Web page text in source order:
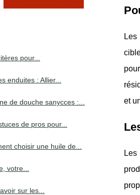
et
pour...
enduites : Allier...
de douche sanycces :...
de pros pour...
choisir une huile de...
votre...
sur les...